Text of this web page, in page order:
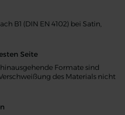
B1 (DIN EN 4102) bei Satin,
Seite
Formate sind
des Materials nicht